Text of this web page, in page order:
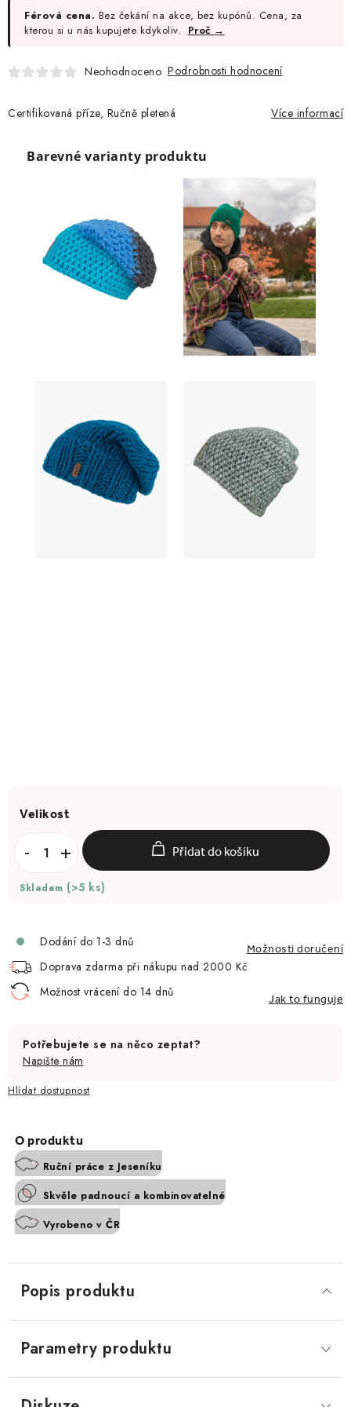
Neohodnoceno Podrobnosti hodnocení
Férová cena. Bez čekání na akce, bez kupónů. Cena, za
kterou si u nás kupujete kdykoliv. Proč →
Certifikovaná příze, Ručně pletená Více informací
Přidat do košíku
Skladem (>5 ks)
Dodání do 1-3 dnů Možnosti doručení
Doprava zdarma při nákupu nad 2000 Kč
Možnost vrácení do 14 dnů
Jak to funguje
Potřebujete se na něco zeptat?
Napište nám
Hlídat
Ruční práce z Jeseníku
Skvěle padnoucí a kombinovatelné
Vyrobeno v ČR
Popis produktu
Parametry produktu